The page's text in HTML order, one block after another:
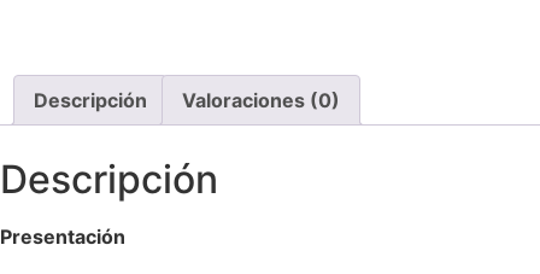
Descripción Valoraciones (0)
Descripción
Presentación